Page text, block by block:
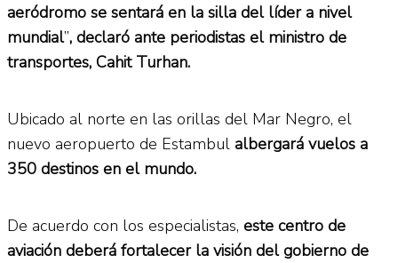
aeródromo se sentará en la silla del líder a nivel
mundial”, declaró ante periodistas el ministro de
transportes, Cahit Turhan.
Ubicado al norte en las orillas del Mar Negro, el
nuevo aeropuerto de Estambul albergará vuelos a
350 destinos en el mundo.
De acuerdo con los especialistas, este centro de
aviación deberá fortalecer la visión del gobierno de